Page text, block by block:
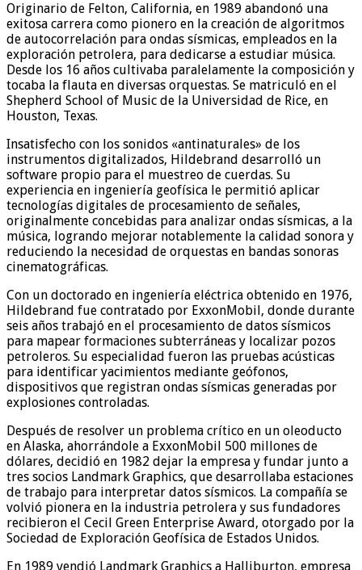
Originario de Felton, California, en 1989 abandonó una
exitosa carrera como pionero en la creación de algoritmos
de autocorrelación para ondas sísmicas, empleados en la
exploración petrolera, para dedicarse a estudiar música.
Desde los 16 años cultivaba paralelamente la composición y
tocaba la flauta en diversas orquestas. Se matriculó en el
Shepherd School of Music de la Universidad de Rice, en
Houston, Texas.
Insatisfecho con los sonidos «antinaturales» de los
instrumentos digitalizados, Hildebrand desarrolló un
software propio para el muestreo de cuerdas. Su
experiencia en ingeniería geofísica le permitió aplicar
tecnologías digitales de procesamiento de señales,
originalmente concebidas para analizar ondas sísmicas, a la
música, logrando mejorar notablemente la calidad sonora y
reduciendo la necesidad de orquestas en bandas sonoras
cinematográficas.
Con un doctorado en ingeniería eléctrica obtenido en 1976,
Hildebrand fue contratado por ExxonMobil, donde durante
seis años trabajó en el procesamiento de datos sísmicos
para mapear formaciones subterráneas y localizar pozos
petroleros. Su especialidad fueron las pruebas acústicas
para identificar yacimientos mediante geófonos,
dispositivos que registran ondas sísmicas generadas por
explosiones controladas.
Después de resolver un problema crítico en un oleoducto
en Alaska, ahorrándole a ExxonMobil 500 millones de
dólares, decidió en 1982 dejar la empresa y fundar junto a
tres socios Landmark Graphics, que desarrollaba estaciones
de trabajo para interpretar datos sísmicos. La compañía se
volvió pionera en la industria petrolera y sus fundadores
recibieron el Cecil Green Enterprise Award, otorgado por la
Sociedad de Exploración Geofísica de Estados Unidos.
En 1989 vendió Landmark Graphics a Halliburton, empresa